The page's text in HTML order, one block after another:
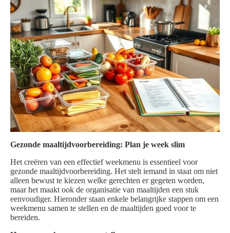
Gezonde maaltijdvoorbereiding: Plan je week slim
Het creëren van een effectief weekmenu is essentieel voor
gezonde maaltijdvoorbereiding. Het stelt iemand in staat om niet
alleen bewust te kiezen welke gerechten er gegeten worden,
maar het maakt ook de organisatie van maaltijden een stuk
eenvoudiger. Hieronder staan enkele belangrijke stappen om een
weekmenu samen te stellen en de maaltijden goed voor te
bereiden.